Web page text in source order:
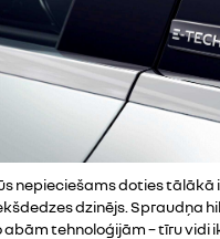
nepieciešams doties
dzinējs. Spraudņa
abām tehnoloģijām – tīru vidi